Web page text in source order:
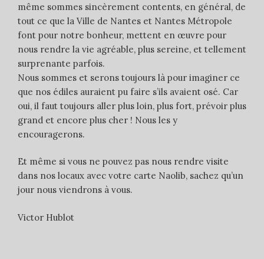
même sommes sincèrement contents, en général, de
tout ce que la Ville de Nantes et Nantes Métropole
font pour notre bonheur, mettent en œuvre pour
nous rendre la vie agréable, plus sereine, et tellement
surprenante parfois.
Nous sommes et serons toujours là pour imaginer ce
que nos édiles auraient pu faire s’ils avaient osé. Car
oui, il faut toujours aller plus loin, plus fort, prévoir plus
grand et encore plus cher ! Nous les y
encouragerons.
Et même si vous ne pouvez pas nous rendre visite
dans nos locaux avec votre carte Naolib, sachez qu’un
jour nous viendrons à vous.
Victor Hublot